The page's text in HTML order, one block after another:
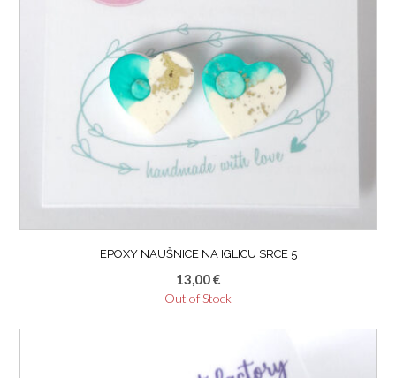
EPOXY NAUŠNICE NA IGLICU SRCE 5
13,00€
Out of Stock